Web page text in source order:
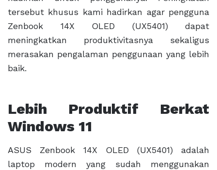
tersebut khusus kami hadirkan agar pengguna
Zenbook 14X OLED (UX5401) dapat
meningkatkan produktivitasnya sekaligus
merasakan pengalaman penggunaan yang lebih
baik.
Lebih Produktif Berkat
Windows 11
ASUS Zenbook 14X OLED (UX5401) adalah
laptop modern yang sudah menggunakan